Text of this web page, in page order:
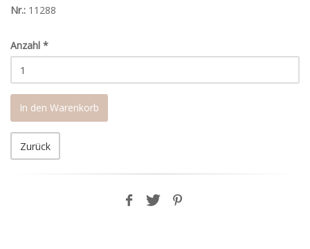
Nr.: 11288
Anzahl *
In den Warenkorb
Zurück